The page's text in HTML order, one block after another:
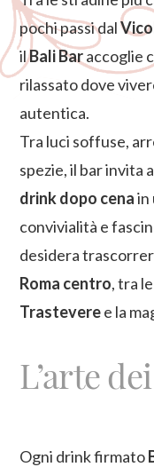
pochi passi dal
ilBali Baraccoglie
rilassato dove
autentica.
Tra luci soffuse,
spezie, il bar invita
drink dopo cenain
convivialità e
desidera
Roma centro, tra
Trasteveree la
L’arte
Ogni drink firmato